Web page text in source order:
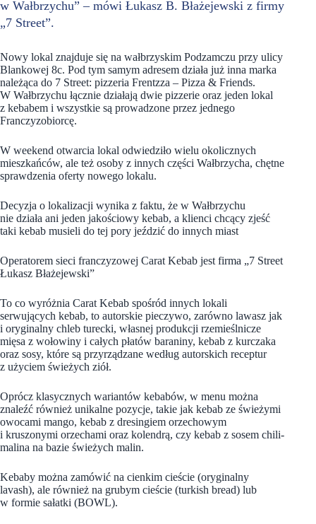
w Wałbrzychu” – mówi Łukasz B. Błażejewski z firmy
„7 Street”.
Nowy lokal znajduje się na wałbrzyskim Podzamczu przy ulicy
Blankowej 8c. Pod tym samym adresem działa już inna marka
należąca do 7 Street: pizzeria Frentzza – Pizza & Friends.
W Wałbrzychu łącznie działają dwie pizzerie oraz jeden lokal
z kebabem i wszystkie są prowadzone przez jednego
Franczyzobiorcę.
W weekend otwarcia lokal odwiedziło wielu okolicznych
mieszkańców, ale też osoby z innych części Wałbrzycha, chętne
sprawdzenia oferty nowego lokalu.
Decyzja o lokalizacji wynika z faktu, że w Wałbrzychu
nie działa ani jeden jakościowy kebab, a klienci chcący zjeść
taki kebab musieli do tej pory jeździć do innych miast
Operatorem sieci franczyzowej Carat Kebab jest firma „7 Street
Łukasz Błażejewski”
To co wyróżnia Carat Kebab spośród innych lokali
serwujących kebab, to autorskie pieczywo, zarówno lawasz jak
i oryginalny chleb turecki, własnej produkcji rzemieślnicze
mięsa z wołowiny i całych płatów baraniny, kebab z kurczaka
oraz sosy, które są przyrządzane według autorskich receptur
z użyciem świeżych ziół.
Oprócz klasycznych wariantów kebabów, w menu można
znaleźć również unikalne pozycje, takie jak kebab ze świeżymi
owocami mango, kebab z dresingiem orzechowym
i kruszonymi orzechami oraz kolendrą, czy kebab z sosem chili-
malina na bazie świeżych malin.
Kebaby można zamówić na cienkim cieście (oryginalny
lavash), ale również na grubym cieście (turkish bread) lub
w formie sałatki (BOWL).